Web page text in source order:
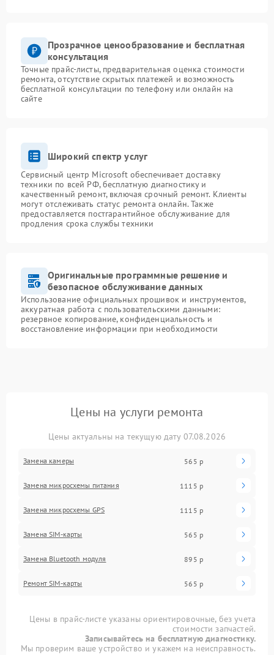
Прозрачное ценообразование и бесплатная
консультация
Точные прайс-листы, предварительная оценка стоимости
ремонта, отсутствие скрытых платежей и возможность
бесплатной консультации по телефону или онлайн на
сайте
Широкий спектр услуг
Сервисный центр Microsoft обеспечивает доставку
техники по всей РФ, бесплатную диагностику и
качественный ремонт, включая срочный ремонт. Клиенты
могут отслеживать статус ремонта онлайн. Также
предоставляется постгарантийное обслуживание для
продления срока службы техники
Оригинальные программные решение и
безопасное обслуживание данных
Использование официальных прошивок и инструментов,
аккуратная работа с пользовательскими данными:
резервное копирование, конфиденциальность и
восстановление информации при необходимости
Цены на услуги ремонта
Цены актуальны на текущую дату 07.08.2026
Замена камеры 565 р
Замена микросхемы питания 1115 р
Замена микросхемы GPS 1115 р
Замена SIM-карты 565 р
Замена Bluetooth модуля 895 р
Ремонт SIM-карты 565 р
Цены в прайс-листе указаны ориентировочные, без учета
стоимости запчастей.
Записывайтесь на бесплатную диагностику.
Мы проверим ваше устройство и укажем на неисправность.